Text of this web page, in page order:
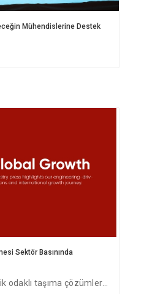
Mühendislerine Destek
Sektör Basınında
odaklı taşıma çözümleri,